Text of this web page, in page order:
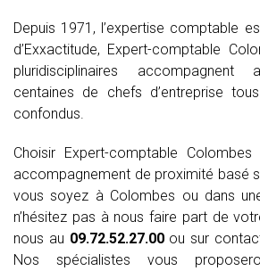
Depuis 1971, l’expertise comptable
d’Exxactitude, Expert-comptable
pluridisciplinaires
centaines de chefs d’entreprise
confondus.
Choisir Expert-comptable
accompagnement de proximité basé
vous soyez à Colombes ou dans
n’hésitez pas à nous faire part de
nous au 09.72.52.27.00ou sur
Nos spécialistes vous